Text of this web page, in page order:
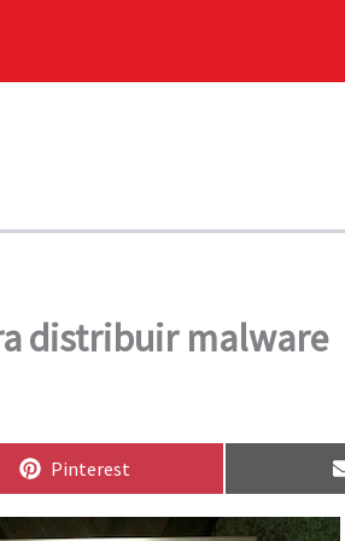
distribuir malware
Compartir
Pinterest